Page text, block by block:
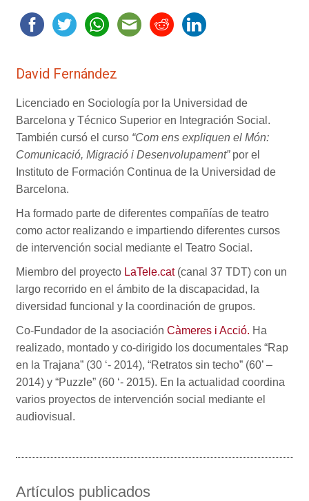
David Fernández
Licenciado en Sociología por la Universidad de
Barcelona y Técnico Superior en Integración Social.
También cursó el curso “Com ens expliquen el Món:
Comunicació, Migració i Desenvolupament”por el
Instituto de Formación Continua de la Universidad de
Barcelona.
Ha formado parte de diferentes compañías de teatro
como actor realizando e impartiendo diferentes cursos
de intervención social mediante el Teatro Social.
Miembro del proyecto LaTele.cat(canal 37 TDT) con un
largo recorrido en el ámbito de la discapacidad, la
diversidad funcional y la coordinación de grupos.
Co-Fundador de la asociaciónCàmeres i Acció. Ha
realizado, montado y co-dirigido los documentales “Rap
en la Trajana” (30 ‘- 2014), “Retratos sin techo” (60’ –
2014) y “Puzzle” (60 ‘- 2015). En la actualidad coordina
varios proyectos de intervención social mediante el
audiovisual.
Artículos publicados